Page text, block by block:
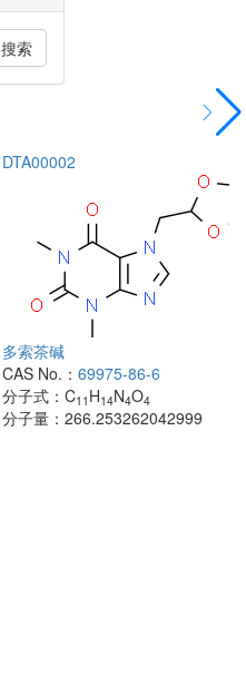
搜索
DTA00002
多索茶碱
CAS No.： 69975-86-6
分子式： C11 H14N4O4
分子量： 266.253262042999